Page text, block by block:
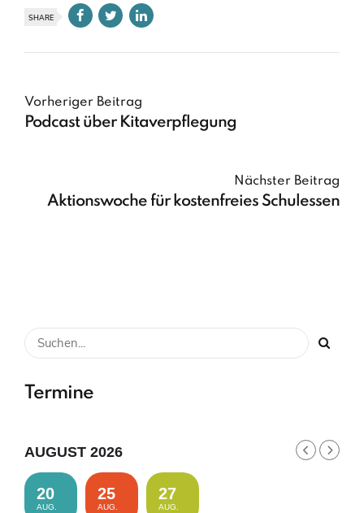
SHARE
Vorheriger Beitrag
Podcast über Kitaverpflegung
Nächster Beitrag
Aktionswoche für kostenfreies Schulessen
Termine
AUGUST 2026
20
AUG.
25
AUG.
27
AUG.